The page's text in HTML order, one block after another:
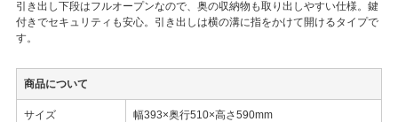
引き出し下段はフルオープンなので、奥の収納物も取り出しやすい仕様。鍵
付きでセキュリティも安心。引き出しは横の溝に指をかけて開けるタイプで
す。
商品について
サイズ 幅393×奥行510×高さ590mm